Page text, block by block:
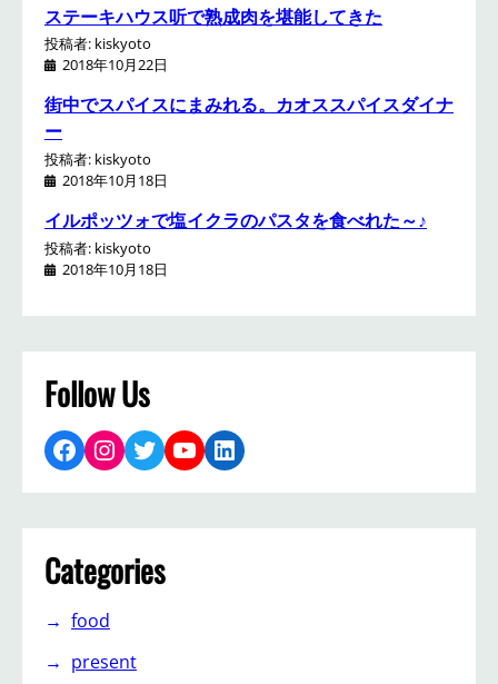
ステーキハウス听で熟成肉を堪能してきた
投稿者: kiskyoto
2018年10月22日
街中でスパイスにまみれる。カオススパイスダイナ
ー
投稿者: kiskyoto
2018年10月18日
イルポッツォで塩イクラのパスタを食べれた～♪
投稿者: kiskyoto
2018年10月18日
Follow Us
Facebook Instagram Twitter YouTube LinkedIn
Categories
food
present